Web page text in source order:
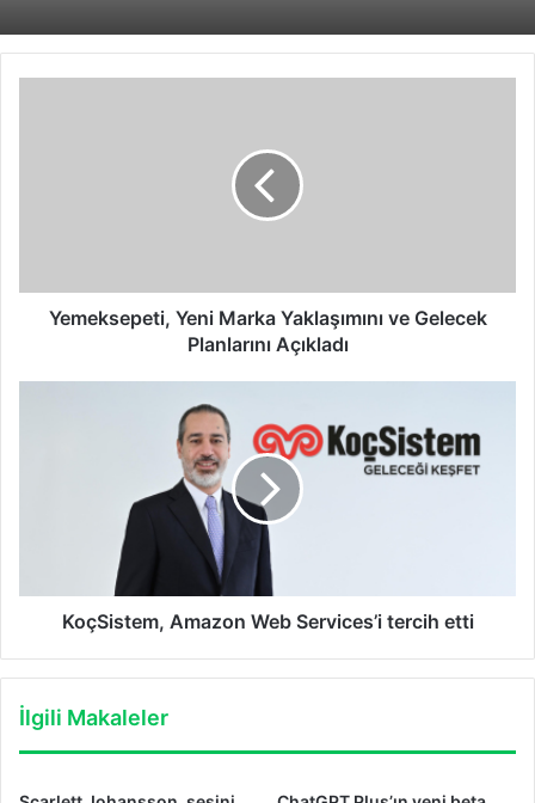
Yemeksepeti, Yeni Marka Yaklaşımını ve Gelecek
Planlarını Açıkladı
KoçSistem, Amazon Web Services’i tercih etti
İlgili Makaleler